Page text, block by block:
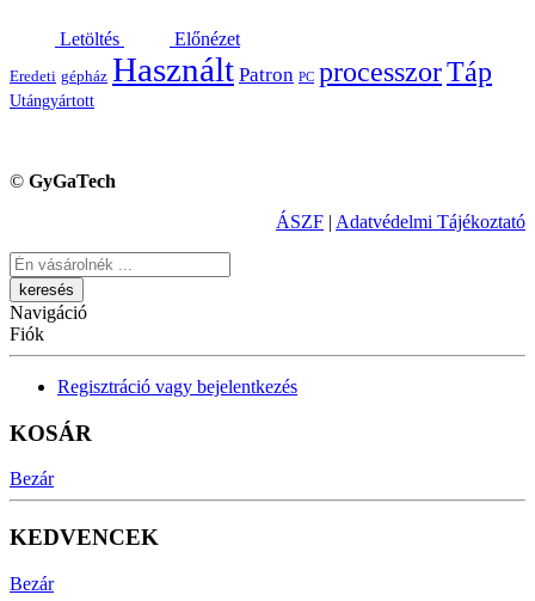
Letöltés Előnézet
Eredeti gépház Használt Patron PC processzorTáp
Utángyártott
© GyGaTech
ÁSZF | Adatvédelmi Tájékoztató
Keresés
Navigáció
Fiók
Regisztráció vagy bejelentkezés
KOSÁR
Bezár
KEDVENCEK
Bezár